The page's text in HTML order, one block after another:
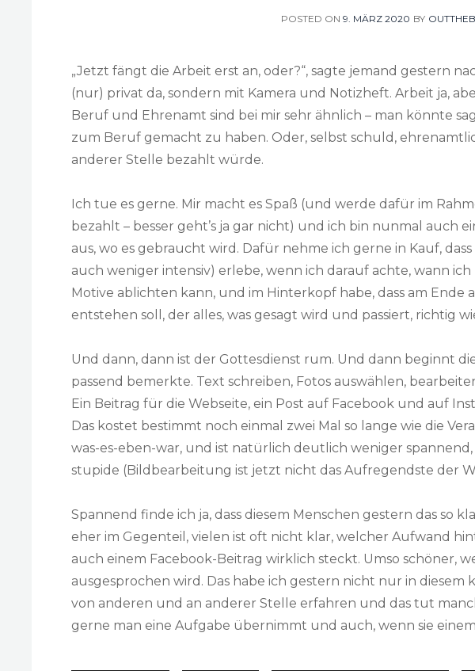
POSTED ON POSTED
9. MÄRZ 2020 BY
„Jetzt fängt die Arbeit erst an, oder?“, sagte jemand gestern
(nur) privat da, sondern mit Kamera und Notizheft. Arbeit ja,
Beruf und Ehrenamt sind bei mir sehr ähnlich – man könnte
zum Beruf gemacht zu haben. Oder, selbst schuld,
anderer Stelle bezahlt würde.
Ich tue es gerne. Mir macht es Spaß (und werde dafür im
bezahlt – besser geht’s ja gar nicht) und ich bin nunmal auch
aus, wo es gebraucht wird. Dafür nehme ich gerne in Kauf,
auch weniger intensiv) erlebe, wenn ich darauf achte, wann
Motive ablichten kann, und im Hinterkopf habe, dass am Ende
entstehen soll, der alles, was gesagt wird und passiert, richtig
Und dann, dann ist der Gottesdienst rum. Und dann beginnt
passend bemerkte. Text schreiben, Fotos auswählen,
Ein Beitrag für die Webseite, ein Post auf Facebook und auf
Das kostet bestimmt noch einmal zwei Mal so lange wie die
was-es-eben-war, und ist natürlich deutlich weniger
stupide (Bildbearbeitung ist jetzt nicht das Aufregendste der
Spannend finde ich ja, dass diesem Menschen gestern das so
eher im Gegenteil, vielen ist oft nicht klar, welcher Aufwand
auch einem Facebook-Beitrag wirklich steckt. Umso schöner,
ausgesprochen wird. Das habe ich gestern nicht nur in diesem
von anderen und an anderer Stelle erfahren und das tut
gerne man eine Aufgabe übernimmt und auch, wenn sie